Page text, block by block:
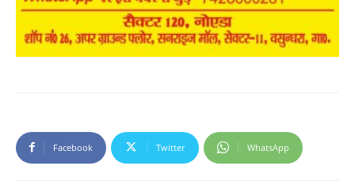
Facebook Twitter WhatsApp